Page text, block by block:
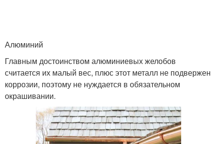
Алюминий
Главным достоинством алюминиевых желобов
считается их малый вес, плюс этот металл не подвержен
коррозии, поэтому не нуждается в обязательном
окрашивании.